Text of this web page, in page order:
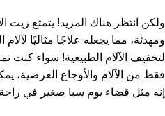
ولكن انتظر هناك المزيد! يتمتع زيت
ومهدئة، مما يجعله علاجًا مثاليًا
لتخفيف الآلام الطبيعية! سواء كنت
فقط من الآلام والأوجاع العرضية،
إنه مثل قضاء يوم سبا صغير في